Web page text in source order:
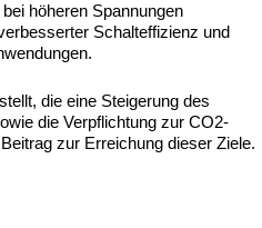
höheren Spannungen
Schalteffizienz und
die eine Steigerung des
die Verpflichtung zur CO2-
zur Erreichung dieser Ziele.